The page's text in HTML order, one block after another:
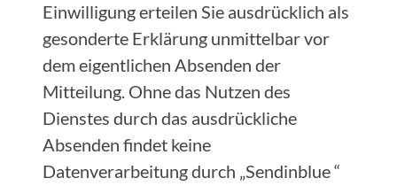
Einwilligung erteilen Sie ausdrücklich als
gesonderte Erklärung unmittelbar vor
dem eigentlichen Absenden der
Mitteilung. Ohne das Nutzen des
Dienstes durch das ausdrückliche
Absenden findet keine
Datenverarbeitung durch „Sendinblue “